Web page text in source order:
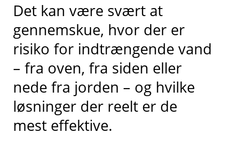
Det kan være svært at
gennemskue, hvor der er
risiko for indtrængende vand
– fra oven, fra siden eller
nede fra jorden – og hvilke
løsninger der reelt er de
mest effektive.